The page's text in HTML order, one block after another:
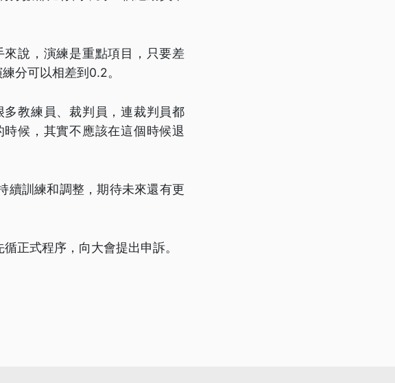
說，演練是重點項目，只要差
分可以相差到0.2。
教練員、裁判員，連裁判員都
候，其實不應該在這個時候退
續訓練和調整，期待未來還有更
正式程序，向大會提出申訴。